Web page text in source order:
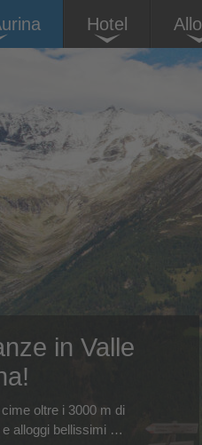
Hotel
in Valle
oltre i 3000 m di
e alloggi bellissimi …